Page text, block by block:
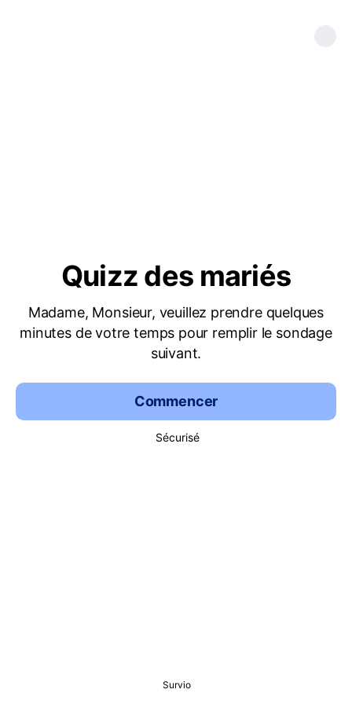
Quizz des mariés
Madame, Monsieur, veuillez prendre quelques
minutes de votre temps pour remplir le sondage
suivant.
Commencer
Sécurisé
Survio